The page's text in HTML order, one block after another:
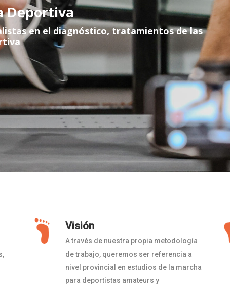
Deportiva
en el diagnóstico, tratamientos de las
Visión
A través de nuestra propia metodología
de trabajo, queremos ser referencia a
nivel provincial en estudios de la marcha
para deportistas amateurs y